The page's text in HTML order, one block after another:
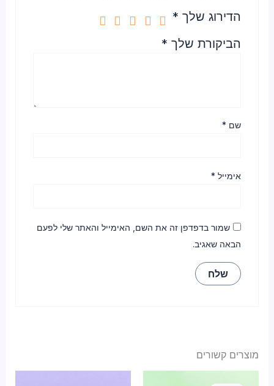
הדירוג שלך *
הביקורת שלך *
שם *
אימייל *
שמור בדפדפן זה את השם, האימייל והאתר שלי לפעם
הבאה שאגיב.
מוצרים קשורים